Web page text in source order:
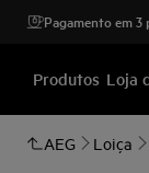
Pagamento em
Produtos Loja
AEG Loiça